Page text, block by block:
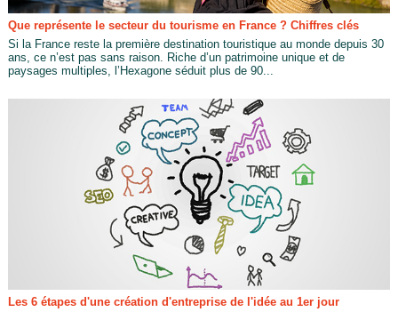
Que représente le secteur du tourisme en France ? Chiffres clés
Si la France reste la première destination touristique au monde depuis 30
ans, ce n’est pas sans raison. Riche d’un patrimoine unique et de
paysages multiples, l’Hexagone séduit plus de 90...
Les 6 étapes d'une création d'entreprise de l'idée au 1er jour